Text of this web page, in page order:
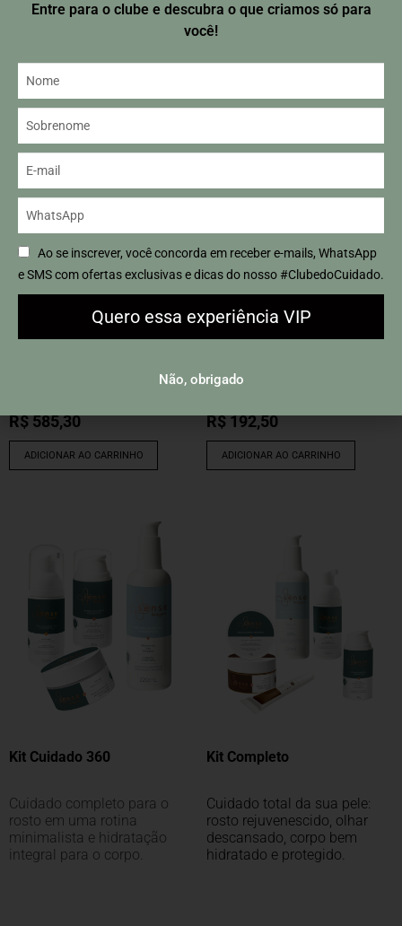
Uso Combinado
hidratada profundamente e
com o olhar mais leve.
R$585,30
ADICIONAR AO CARRINHO
Hidratante Corporal
envelhecimento precoce,
deixando-a macia e radiante.
R$192,50
ADICIONAR AO CARRINHO
Kit Cuidado 360
Cuidado completo para o
rosto em uma rotina
minimalista e hidratação
integral para o corpo.
Kit Completo
Cuidado total da sua pele:
rosto rejuvenescido, olhar
descansado, corpo bem
hidratado e protegido.
Entre para o clube e descubra o que criamos só para
você!
Ao se inscrever, você concorda em receber e-mails, WhatsApp
e SMS com ofertas exclusivas e dicas do nosso #ClubedoCuidado.
Quero essa experiência VIP
Não, obrigado